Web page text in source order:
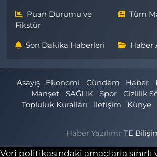
Puan Durumu ve
Fikstür
Tüm
Son Dakika Haberleri Haber
Asayiş Ekonomi Gündem Haber
Manşet
SAĞLIK Spor
Gizlilik
Topluluk Kuralları
İletişim Künye
Haber Yazılımı: TE
Veri politikasındaki amaçlarla sınırlı